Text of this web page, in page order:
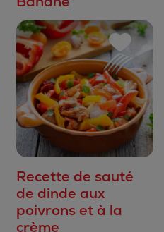
Recette de sauté
de dinde aux
poivrons et à la
crème